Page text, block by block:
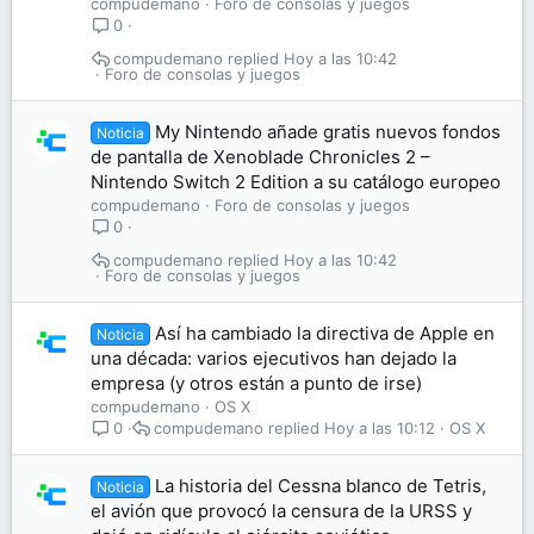
0
Foro de consolas y juegos
Hoy a las 10:42
compudemano
Noticia
My Nintendo añade gratis nuevos fondos
de pantalla de Xenoblade Chronicles 2 –
Nintendo Switch 2 Edition a su catálogo europeo
compudemano
Foro de consolas y juegos
0
Foro de consolas y juegos
Hoy a las 10:42
compudemano
Noticia
Así ha cambiado la directiva de Apple en
una década: varios ejecutivos han dejado la
empresa (y otros están a punto de irse)
compudemano
OS X
0
OS X
Hoy a las 10:12
compudemano
Noticia
La historia del Cessna blanco de Tetris,
el avión que provocó la censura de la URSS y